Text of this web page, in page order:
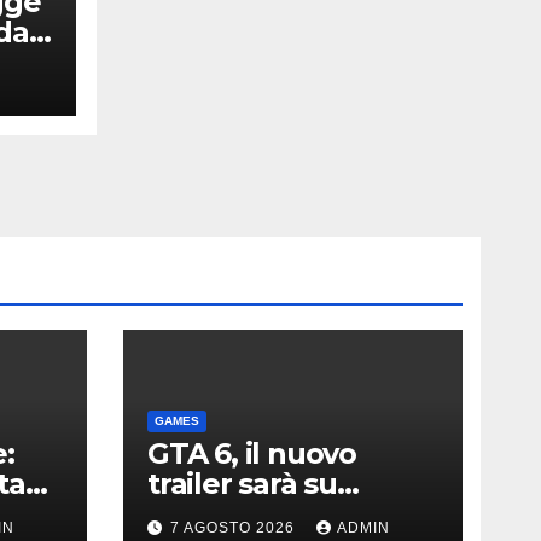
GAMES
GTA 6, il nuovo
trailer sarà su
Netflix: data e ora. E
7 AGOSTO 2026 ADMIN